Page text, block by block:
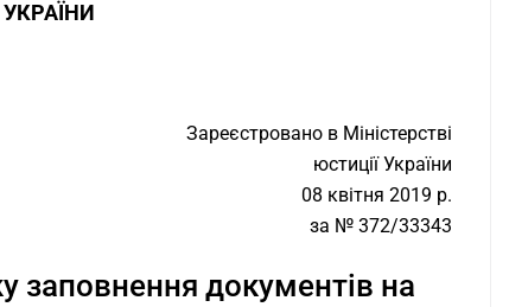
Зареєстровано в Міністерстві
юстиції України
08 квітня 2019 р.
за № 372/33343
заповнення документів на